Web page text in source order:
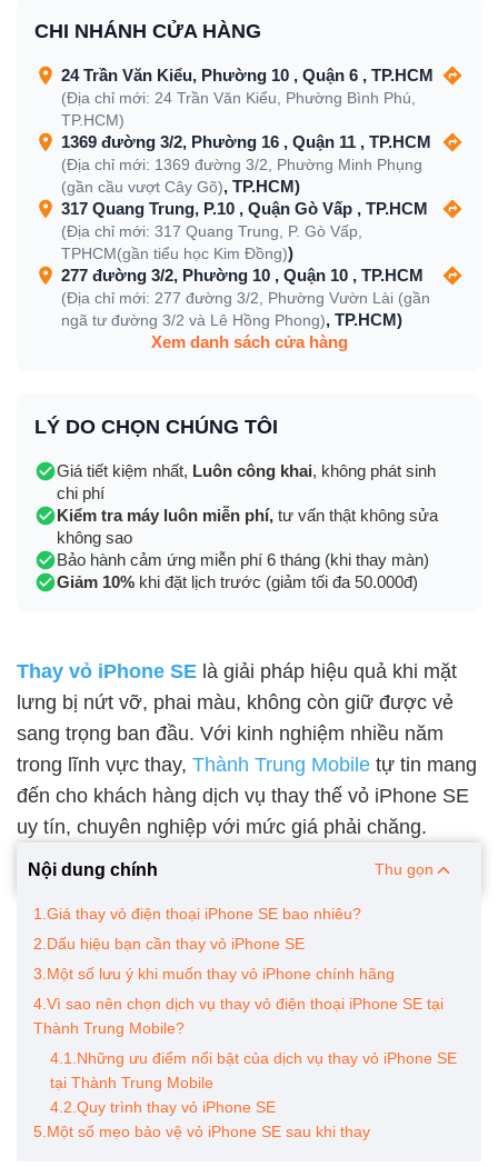
CHI NHÁNH CỬA HÀNG
24 Trần Văn Kiểu, Phường 10 , Quận 6 , TP.HCM
(Địa chỉ mới: 24 Trần Văn Kiểu, Phường Bình Phú,
TP.HCM)
1369 đường 3/2, Phường 16 , Quận 11 , TP.HCM
(Địa chỉ mới: 1369 đường 3/2, Phường Minh Phụng
(gần cầu vượt Cây Gõ), TP.HCM)
317 Quang Trung, P.10 , Quận Gò Vấp , TP.HCM
(Địa chỉ mới: 317 Quang Trung, P. Gò Vấp,
TPHCM(gần tiểu học Kim Đồng))
277 đường 3/2, Phường 10 , Quận 10 , TP.HCM
(Địa chỉ mới: 277 đường 3/2, Phường Vườn Lài (gần
ngã tư đường 3/2 và Lê Hồng Phong), TP.HCM)
Xem danh sách cửa hàng
LÝ DO CHỌN CHÚNG TÔI
Giá tiết kiệm nhất, Luôn công khai, không phát sinh
chi phí
Kiểm tra máy luôn miễn phí, tư vấn thật không sửa
không sao
Bảo hành cảm ứng miễn phí 6 tháng (khi thay màn)
Giảm 10% khi đặt lịch trước (giảm tối đa 50.000đ)
Thay vỏ iPhone SE là giải pháp hiệu quả khi mặt
lưng bị nứt vỡ, phai màu, không còn giữ được vẻ
sang trọng ban đầu. Với kinh nghiệm nhiều năm
trong lĩnh vực thay, Thành Trung Mobile tự tin mang
đến cho khách hàng dịch vụ thay thế vỏ iPhone SE
uy tín, chuyên nghiệp với mức giá phải chăng.
Nội dung chính Thu gọn
1.Giá thay vỏ điện thoại iPhone SE bao nhiêu?
2.Dấu hiệu bạn cần thay vỏ iPhone SE
3.Một số lưu ý khi muốn thay vỏ iPhone chính hãng
4.Vì sao nên chọn dịch vụ thay vỏ điện thoại iPhone SE tại
Thành Trung Mobile?
4.1.Những ưu điểm nổi bật của dịch vụ thay vỏ iPhone SE
tại Thành Trung Mobile
4.2.Quy trình thay vỏ iPhone SE
5.Một số mẹo bảo vệ vỏ iPhone SE sau khi thay